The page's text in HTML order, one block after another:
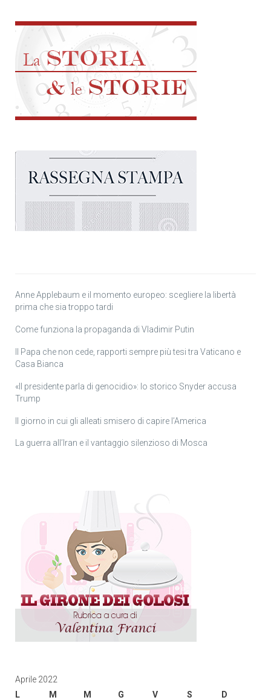
Anne Applebaum e il momento europeo: scegliere la libertà
prima che sia troppo tardi
Come funziona la propaganda di Vladimir Putin
Il Papa che non cede, rapporti sempre più tesi tra Vaticano e
Casa Bianca
«Il presidente parla di genocidio»: lo storico Snyder accusa
Trump
Il giorno in cui gli alleati smisero di capire l’America
La guerra all’Iran e il vantaggio silenzioso di Mosca
Aprile 2022
L
M M G V S
D